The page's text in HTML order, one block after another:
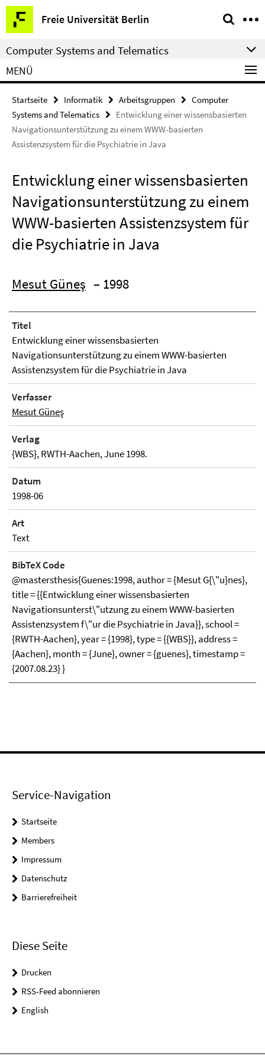
Springe
direkt
zu
Inhalt
Freie Universität Berlin
Service-
Navigation
Computer Systems and Telematics
MENÜ
Startseite Informatik Arbeitsgruppen
Computer
Systems and Telematics
Entwicklung einer wissensbasierten
Navigationsunterstützung zu einem WWW-basierten
Assistenzsystem für die Psychiatrie in Java
Entwicklung einer wissensbasierten
Navigationsunterstützung zu einem
WWW-basierten Assistenzsystem für
die Psychiatrie in Java
Mesut Güneş – 1998
Titel
Entwicklung einer wissensbasierten
Navigationsunterstützung zu einem WWW-basierten
Assistenzsystem für die Psychiatrie in Java
Verfasser
Mesut Güneş
Verlag
{WBS}, RWTH-Aachen, June 1998.
Datum
1998-06
Art
Text
BibTeX Code
@mastersthesis{Guenes:1998, author = {Mesut G{\"u}nes},
title = {{Entwicklung einer wissensbasierten
Navigationsunterst\"utzung zu einem WWW-basierten
Assistenzsystem f\"ur die Psychiatrie in Java}}, school =
{RWTH-Aachen}, year = {1998}, type = {{WBS}}, address =
{Aachen}, month = {June}, owner = {guenes}, timestamp =
{2007.08.23} }
Service-Navigation
Startseite
Members
Impressum
Datenschutz
Barrierefreiheit
Diese Seite
Drucken
RSS-Feed abonnieren
English